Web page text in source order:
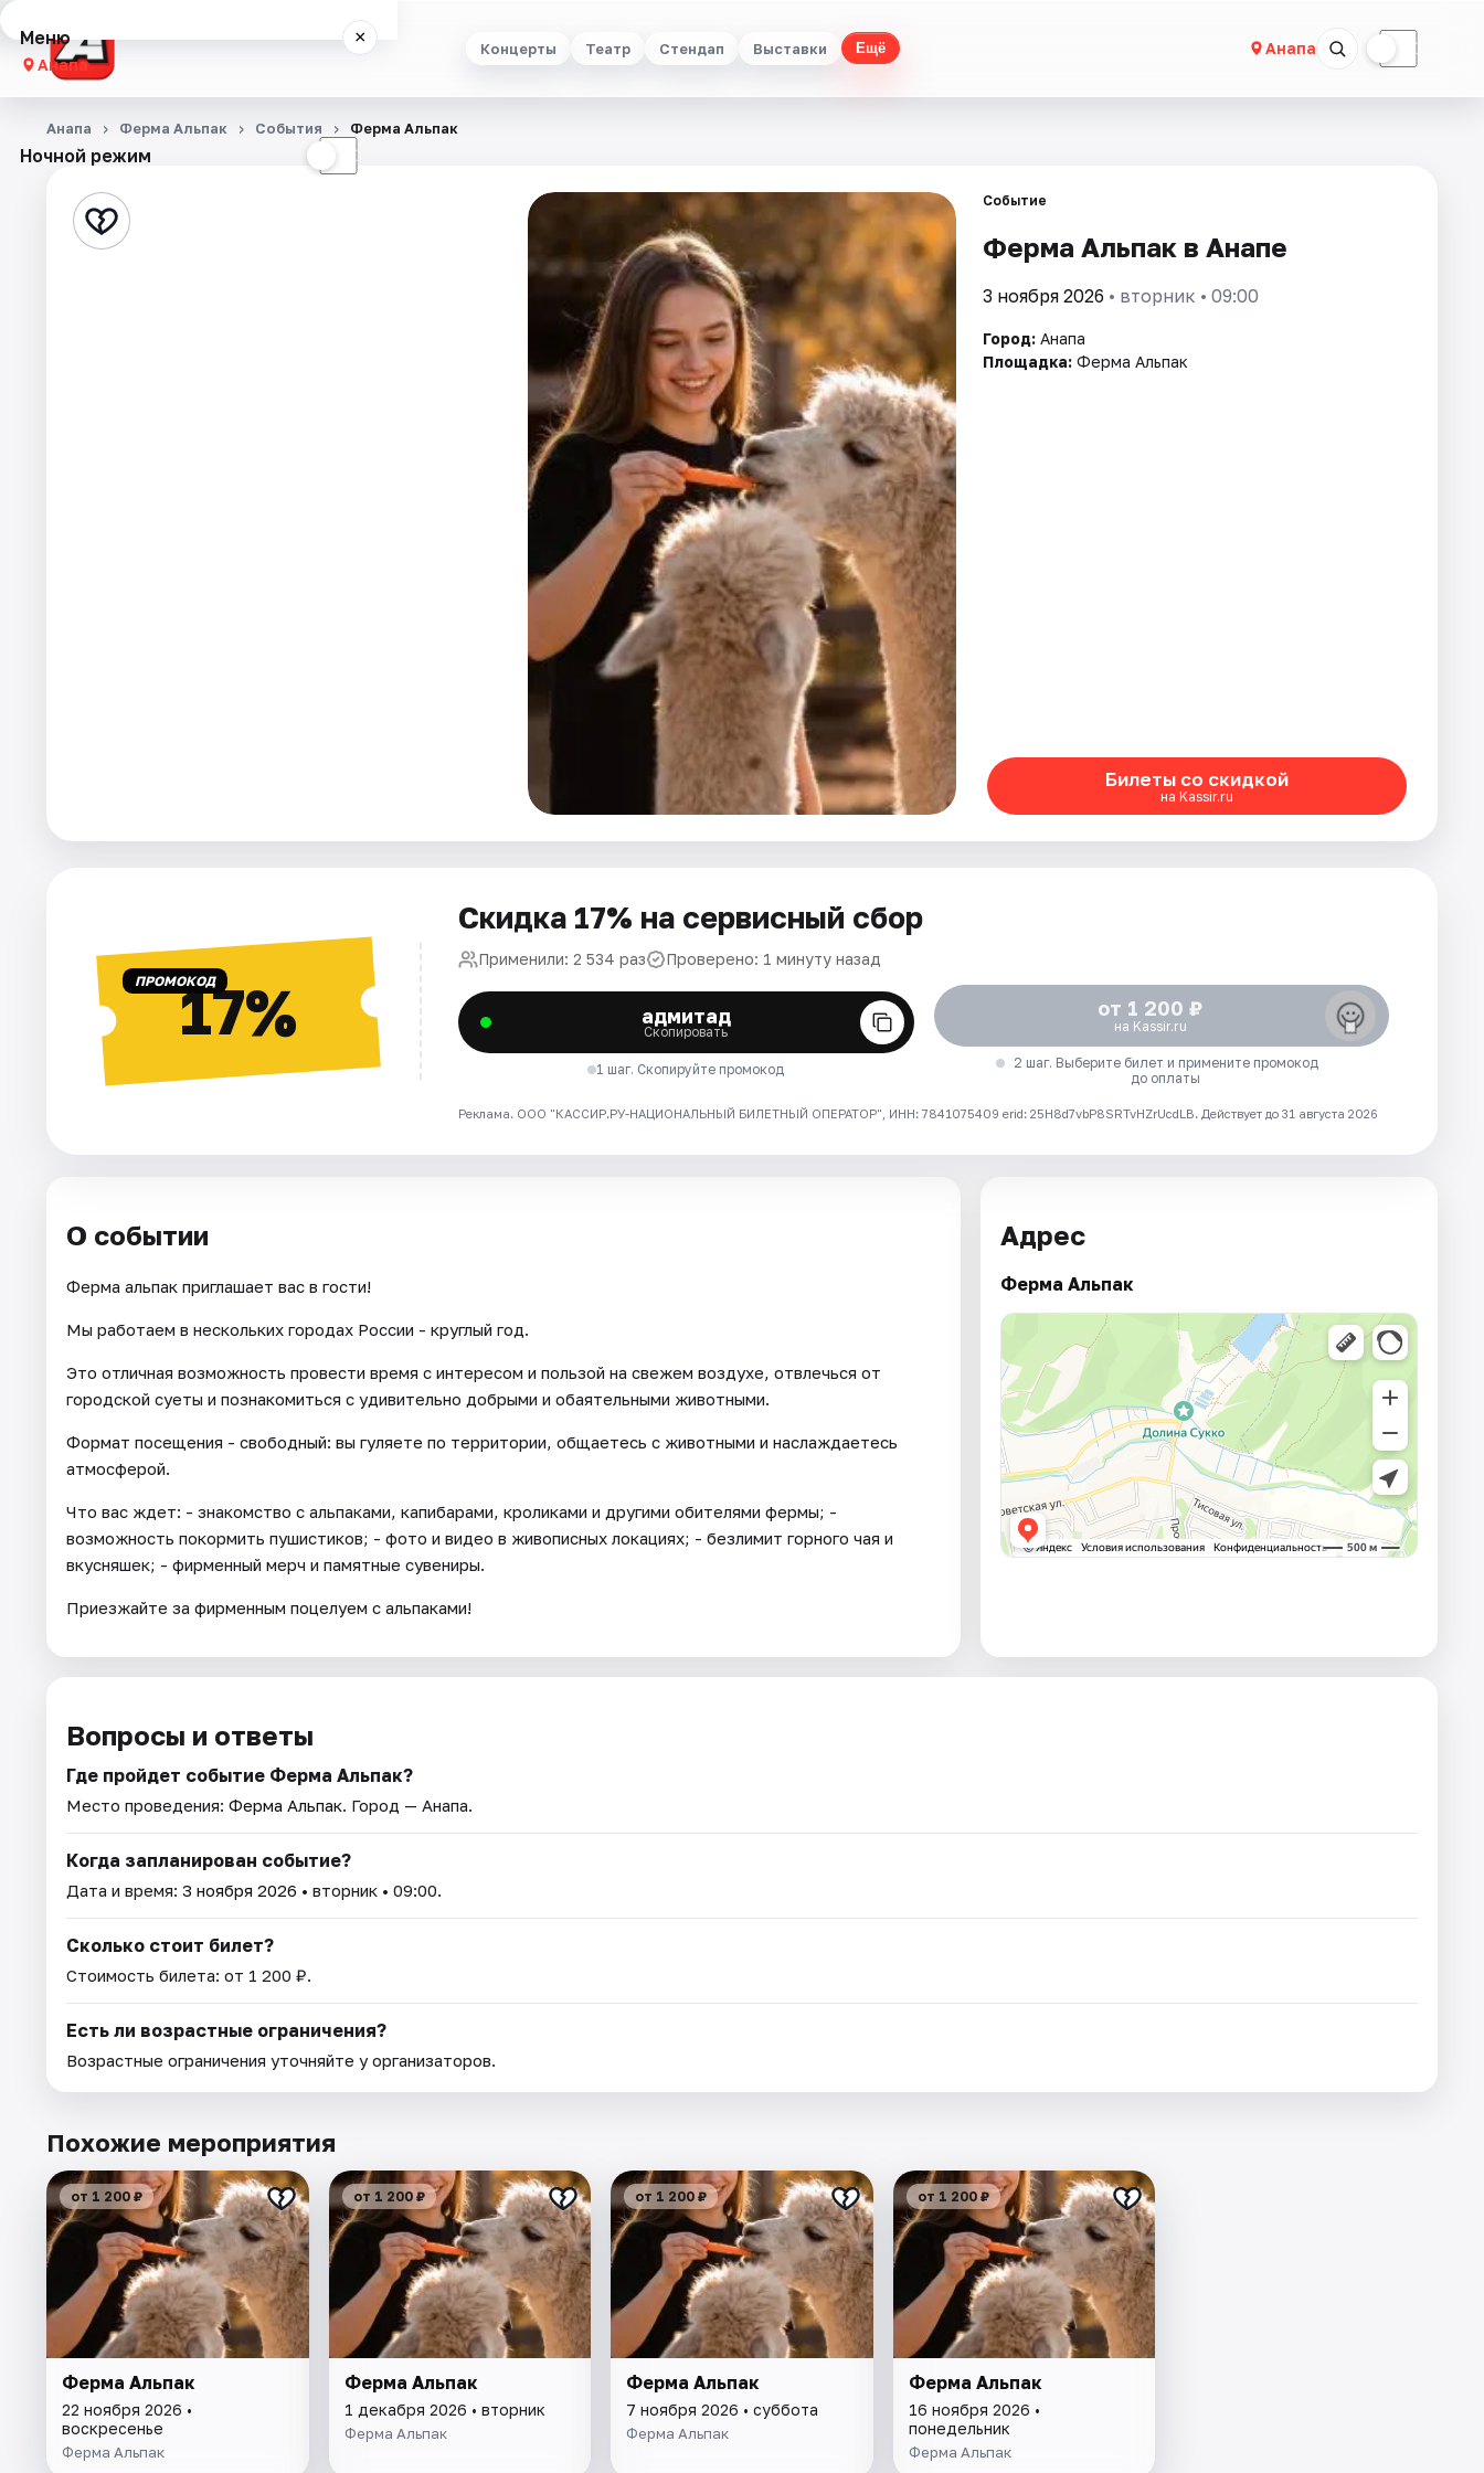
Концерты Театр Стендап Выставки Ещё Анапа ☾
Меню ×
Анапа
Концерты
Стендап
Ночной режим ☾
Анапа Ферма Альпак События Ферма Альпак
Событие
Ферма Альпак в Анапе
3 ноября 2026 • вторник • 09:00
Город: Анапа
Площадка: Ферма Альпак
Билеты со скидкой
на Kassir.ru
ПРОМОКОД17%
Скидка 17% на сервисный сбор
Применили: 2 534 раз Проверено: 1 минуту назад
адмитад
Скопировать
1 шаг. Скопируйте промокод
от 1 200 ₽
на Kassir.ru
2 шаг. Выберите билет и примените промокод
до оплаты
Реклама. ООО "КАССИР.РУ-НАЦИОНАЛЬНЫЙ БИЛЕТНЫЙ ОПЕРАТОР", ИНН: 7841075409 erid: 25H8d7vbP8SRTvHZrUcdLB. Действует до 31 августа 2026
О событии
Ферма альпак приглашает вас в гости!
Мы работаем в нескольких городах России - круглый год.
Это отличная возможность провести время с интересом и пользой на свежем воздухе, отвлечься от
городской суеты и познакомиться с удивительно добрыми и обаятельными животными.
Формат посещения - свободный: вы гуляете по территории, общаетесь с животными и наслаждаетесь
атмосферой.
Что вас ждет: - знакомство с альпаками, капибарами, кроликами и другими обителями фермы; -
возможность покормить пушистиков; - фото и видео в живописных локациях; - безлимит горного чая и
вкусняшек; - фирменный мерч и памятные сувениры.
Приезжайте за фирменным поцелуем с альпаками!
Адрес
Ферма Альпак
Вопросы и ответы
Где пройдет событие Ферма Альпак?
Место проведения: Ферма Альпак. Город — Анапа.
Когда запланирован событие?
Дата и время: 3 ноября 2026 • вторник • 09:00.
Сколько стоит билет?
Стоимость билета: от 1 200 ₽.
Есть ли возрастные ограничения?
Возрастные ограничения уточняйте у организаторов.
Похожие мероприятия
от 1 200 ₽
Ферма Альпак
22 ноября 2026 •
воскресенье
Ферма Альпак
от 1 200 ₽
Ферма Альпак
1 декабря 2026 • вторник
Ферма Альпак
от 1 200 ₽
Ферма Альпак
7 ноября 2026 • суббота
Ферма Альпак
от 1 200 ₽
Ферма Альпак
16 ноября 2026 •
понедельник
Ферма Альпак